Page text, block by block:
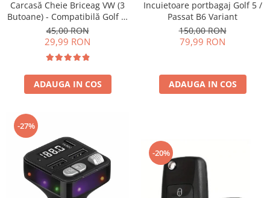
Accesorii Electronice Auto
Incarcatoare Auto
Accesorii pentru Roti si Anvelope
Husa Anvelope
Truse Chei
Carcasă Cheie Briceag VW (3
Butoane) - Compatibilă Golf 5,
Jetta, Touran etc
45,00 RON
29,99 RON
ADAUGA IN COS
Incuietoare portbagaj Golf 5 /
Passat B6 Variant
150,00 RON
79,99 RON
ADAUGA IN COS
-27%
-20%